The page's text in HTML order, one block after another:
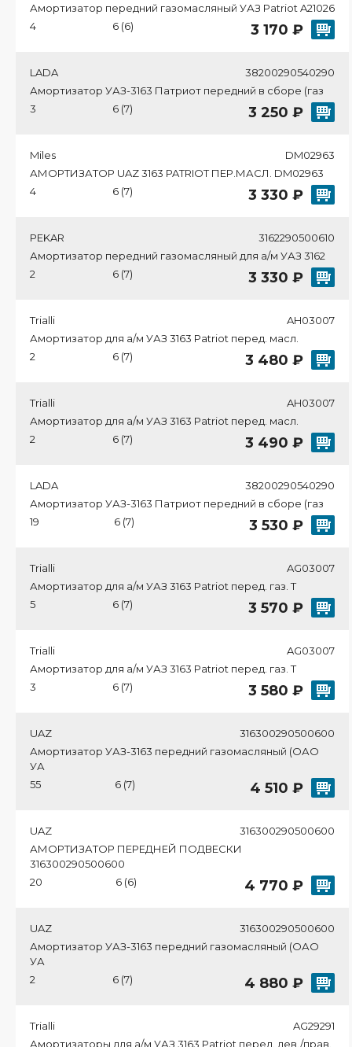
Амортизатор передний газомасляный УАЗ Patriot A21026
4
6 (6) 3 170 ₽
LADA
38200290540290
Амортизатор УАЗ-3163 Патриот передний в сборе (газ
3
6 (7) 3 250 ₽
Miles
DM02963
АМОРТИЗАТОР UAZ 3163 PATRIOT ПЕР.МАСЛ. DM02963
4
6 (7) 3 330 ₽
PEKAR
3162290500610
Амортизатор передний газомасляный для а/м УАЗ 3162
2
6 (7) 3 330 ₽
Trialli
AH03007
Амортизатор для а/м УАЗ 3163 Patriot перед. масл.
2
6 (7) 3 480 ₽
Trialli
AH03007
Амортизатор для а/м УАЗ 3163 Patriot перед. масл.
2
6 (7) 3 490 ₽
LADA
38200290540290
Амортизатор УАЗ-3163 Патриот передний в сборе (газ
19
6 (7) 3 530 ₽
Trialli
AG03007
Амортизатор для а/м УАЗ 3163 Patriot перед. газ. T
5
6 (7) 3 570 ₽
Trialli
AG03007
Амортизатор для а/м УАЗ 3163 Patriot перед. газ. T
3
6 (7) 3 580 ₽
UAZ
316300290500600
Амортизатор УАЗ-3163 передний газомасляный (ОАО
УА
55
6 (7) 4 510 ₽
UAZ
316300290500600
АМОРТИЗАТОР ПЕРЕДНЕЙ ПОДВЕСКИ
316300290500600
20
6 (6) 4 770 ₽
UAZ
316300290500600
Амортизатор УАЗ-3163 передний газомасляный (ОАО
УА
2
6 (7) 4 880 ₽
Trialli
AG29291
Амортизаторы для а/м УАЗ 3163 Patriot перед. лев./прав.